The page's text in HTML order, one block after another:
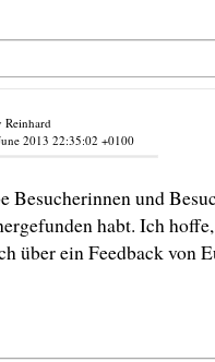
Reinhard
2013 22:35:02 +0100
Besucherinnen und
habt. Ich
über ein Feedback von